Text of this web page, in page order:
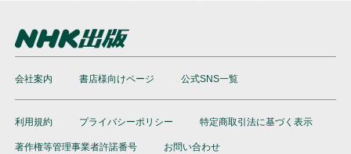
会社案内 書店様向けページ 公式SNS一覧
利用規約 プライバシーポリシー 特定商取引法に基づく表示
著作権等管理事業者許諾番号 お問い合わせ